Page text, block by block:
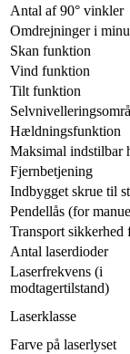
Antal af 90° vinkler
Omdrejninger i
Skan funktion
Vind funktion
Tilt funktion
Hældningsfunktion
Maksimal indstilbar
Fjernbetjening
Indbygget skrue til
Pendellås (for
Transport sikkerhed
Antal laserdioder
Laserfrekvens (i
modtagertilstand)
Laserklasse
Farve på laserlyset